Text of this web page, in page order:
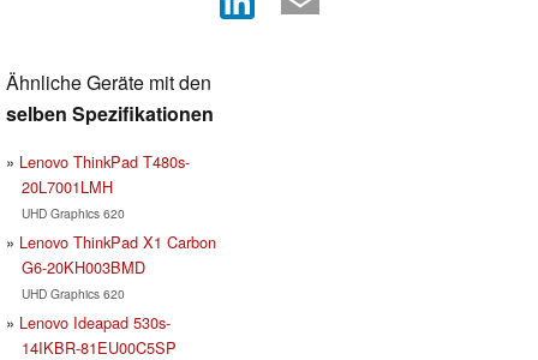
Ähnliche Geräte mit den
selben Spezifikationen
Lenovo ThinkPad T480s-
20L7001LMH
UHD Graphics 620
Lenovo ThinkPad X1 Carbon
G6-20KH003BMD
UHD Graphics 620
Lenovo Ideapad 530s-
14IKBR-81EU00C5SP